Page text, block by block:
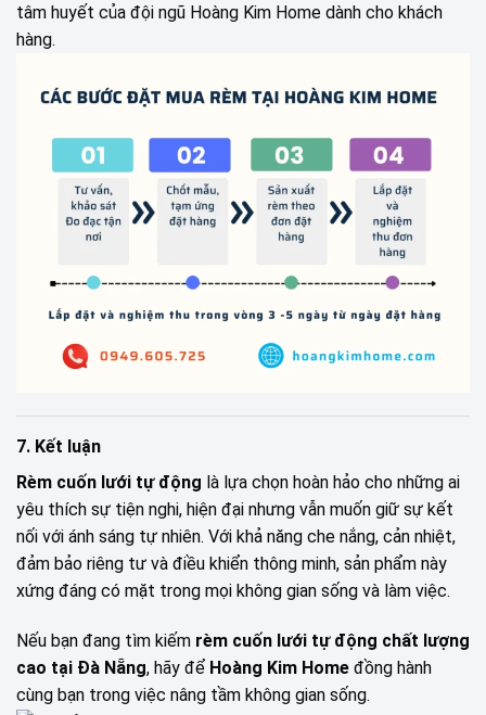
tâm huyết của đội ngũ Hoàng Kim Home dành cho khách
hàng.
7. Kết luận
Rèm cuốn lưới tự động là lựa chọn hoàn hảo cho những ai
yêu thích sự tiện nghi, hiện đại nhưng vẫn muốn giữ sự kết
nối với ánh sáng tự nhiên. Với khả năng che nắng, cản nhiệt,
đảm bảo riêng tư và điều khiển thông minh, sản phẩm này
xứng đáng có mặt trong mọi không gian sống và làm việc.
Nếu bạn đang tìm kiếm rèm cuốn lưới tự động chất lượng
cao tại Đà Nẵng, hãy để Hoàng Kim Home đồng hành
cùng bạn trong việc nâng tầm không gian sống.